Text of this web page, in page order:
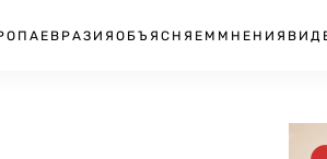
ЕВРАЗИЯ ОБЪЯСНЯЕМ МНЕНИЯ